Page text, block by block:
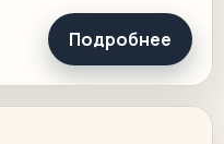
Подробнее